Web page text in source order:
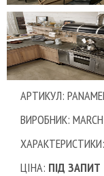
АРТИКУЛ:
ВИРОБНИК:
ЦІНА: ПІД ЗАПИТ